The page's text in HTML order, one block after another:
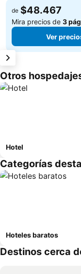
de $48.467
Mira precios de 3
Ver
Otros
Hotel
Categorías
Hoteles baratos
Destinos cerca